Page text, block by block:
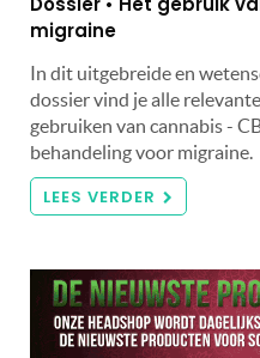
migraine
In dit uitgebreide en
dossier vind je alle
gebruiken van cannabis -
behandeling voor migraine.
LEES VERDER